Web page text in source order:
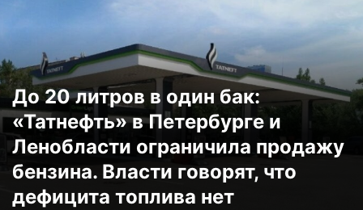
До 20 литров в один бак:
«Татнефть» в Петербурге и
Ленобласти ограничила продажу
бензина. Власти говорят, что
дефицита топлива нет